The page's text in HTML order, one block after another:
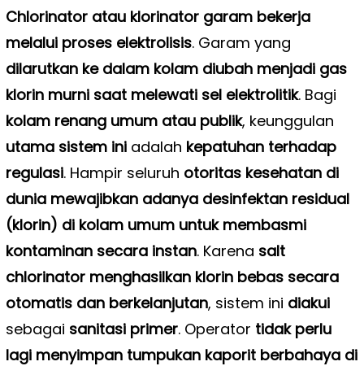
Chlorinator atau klorinator garam bekerja
melalui proses elektrolisis. Garam yang
dilarutkan ke dalam kolam diubah menjadi gas
klorin murni saat melewati sel elektrolitik. Bagi
kolam renang umum atau publik, keunggulan
utama sistem iniadalah kepatuhan terhadap
regulasi. Hampir seluruh otoritas kesehatan di
dunia mewajibkan adanya desinfektan residual
(klorin) di kolam umum untuk membasmi
kontaminan secara instan. Karena salt
chlorinator menghasilkan klorin bebas secara
otomatis dan berkelanjutan, sistem ini diakui
sebagai sanitasi primer. Operator tidak perlu
lagi menyimpan tumpukan kaporit berbahaya di